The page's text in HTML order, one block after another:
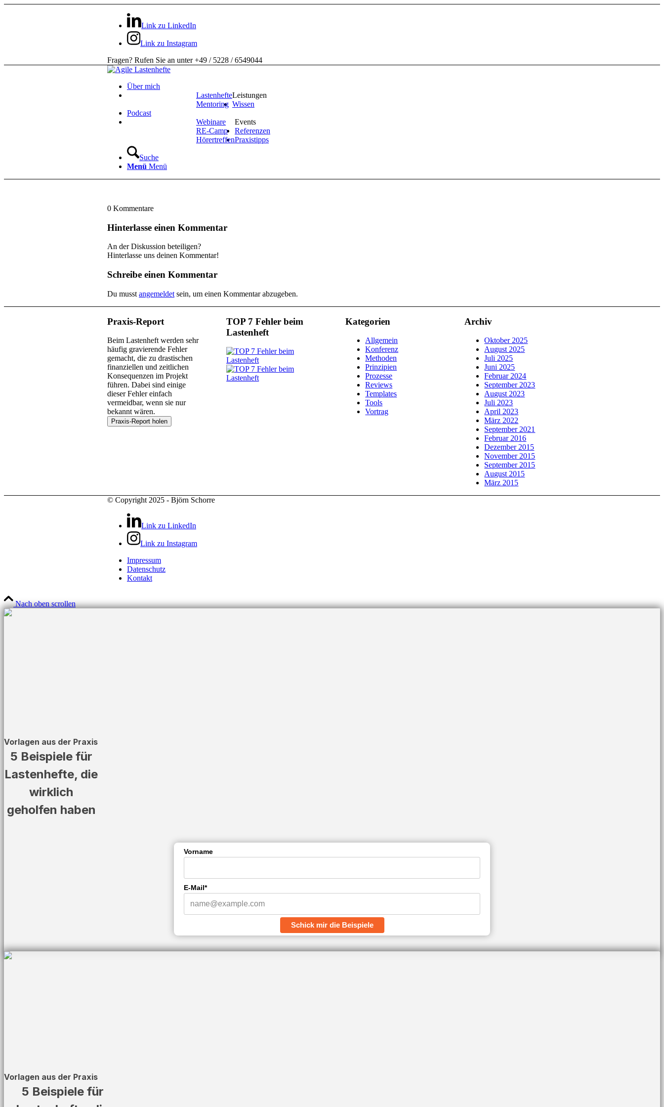
Link zu LinkedIn
Link zu Instagram
Fragen? Rufen Sie an unter +49 / 5228 / 6549044
Über mich
Leistungen
Lastenhefte
Mentoring Wissen
Podcast
Events
Webinare
RE-Camp
Hörertreffen
Referenzen
Praxistipps
Suche
Menü Menü
0 Kommentare
Hinterlasse einen Kommentar
An der Diskussion beteiligen?
Hinterlasse uns deinen Kommentar!
Schreibe einen Kommentar
Du musst angemeldet sein, um einen Kommentar abzugeben.
Praxis-Report
Beim Lastenheft werden sehr
häufig gravierende Fehler
gemacht, die zu drastischen
finanziellen und zeitlichen
Konsequenzen im Projekt
führen. Dabei sind einige
dieser Fehler einfach
vermeidbar, wenn sie nur
bekannt wären.
TOP 7 Fehler beim
Lastenheft
Kategorien
Allgemein
Konferenz
Methoden
Prinzipien
Prozesse
Reviews
Templates
Tools
Vortrag
Archiv
Oktober 2025
August 2025
Juli 2025
Juni 2025
Februar 2024
September 2023
August 2023
Juli 2023
April 2023
März 2022
September 2021
Februar 2016
Dezember 2015
November 2015
September 2015
August 2015
März 2015
© Copyright 2025 - Björn Schorre
Link zu LinkedIn
Link zu Instagram
Impressum
Datenschutz
Kontakt
Nach oben scrollen
Vorlagen aus der Praxis
5 Beispiele für
Lastenhefte, die
wirklich
geholfen haben
Vorname
E-Mail*
Schick mir die Beispiele
Vorlagen aus der Praxis
5 Beispiele für